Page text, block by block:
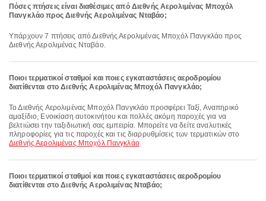
Πόσες πτήσεις είναι διαθέσιμες από Διεθνής Αερολιμένας Μποχόλ
Πανγκλάο προς Διεθνής Αερολιμένας Νταβάο;
Υπάρχουν 7 πτήσεις από Διεθνής Αερολιμένας Μποχόλ Πανγκλάο προς
Διεθνής Αερολιμένας Νταβάο.
Ποιοι τερματικοί σταθμοί και ποιες εγκαταστάσεις αεροδρομίου
διατίθενται στο Διεθνής Αερολιμένας Μποχόλ Πανγκλάο;
Το Διεθνής Αερολιμένας Μποχόλ Πανγκλάο προσφέρει Ταξί, Αναπηρικό
αμαξίδιο, Ενοικίαση αυτοκινήτου και πολλές ακόμη παροχές για να
βελτιώσει την ταξιδιωτική σας εμπειρία. Μπορείτε να δείτε αναλυτικές
πληροφορίες για τις παροχές και τις διαρρυθμίσεις των τερματικών στο
Διεθνής Αερολιμένας Μποχόλ Πανγκλάο.
Ποιοι τερματικοί σταθμοί και ποιες εγκαταστάσεις αεροδρομίου
διατίθενται στο Διεθνής Αερολιμένας Νταβάο;